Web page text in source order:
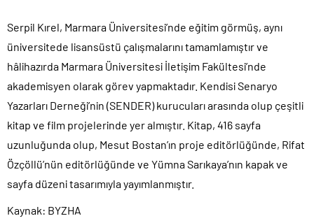
Serpil Kırel, Marmara Üniversitesi’nde eğitim görmüş, aynı
üniversitede lisansüstü çalışmalarını tamamlamıştır ve
hâlihazırda Marmara Üniversitesi İletişim Fakültesi’nde
akademisyen olarak görev yapmaktadır. Kendisi Senaryo
Yazarları Derneği’nin (SENDER) kurucuları arasında olup çeşitli
kitap ve film projelerinde yer almıştır. Kitap, 416 sayfa
uzunluğunda olup, Mesut Bostan’ın proje editörlüğünde, Rifat
Özçöllü’nün editörlüğünde ve Yümna Sarıkaya’nın kapak ve
sayfa düzeni tasarımıyla yayımlanmıştır.
Kaynak: BYZHA